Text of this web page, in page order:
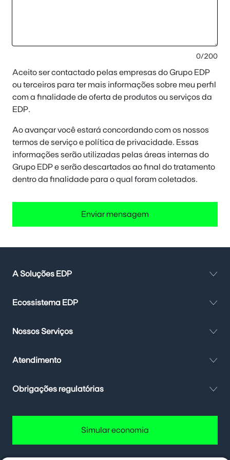
0/200
Aceito ser contactado pelas empresas do Grupo EDP
ou terceiros para ter mais informações sobre meu perfil
com a finalidade de oferta de produtos ou serviços da
EDP.
Ao avançar você estará concordando com os nossos
termos de serviço e política de privacidade. Essas
informações serão utilizadas pelas áreas internas do
Grupo EDP e serão descartados ao final do tratamento
dentro da finalidade para o qual foram coletados.
Enviar mensagem
A Soluções EDP
Ecossistema EDP
Nossos Serviços
Atendimento
Obrigações regulatórias
Simular economia